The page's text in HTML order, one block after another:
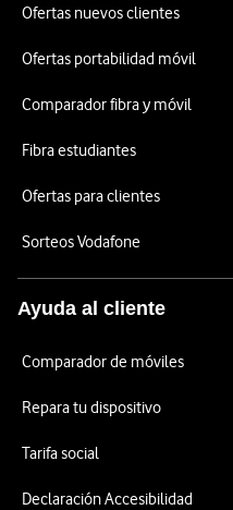
Ofertas nuevos clientes
Ofertas portabilidad móvil
Comparador fibra y móvil
Fibra estudiantes
Ofertas para clientes
Sorteos Vodafone
Ayuda al cliente
Comparador de móviles
Repara tu dispositivo
Tarifa social
Declaración Accesibilidad